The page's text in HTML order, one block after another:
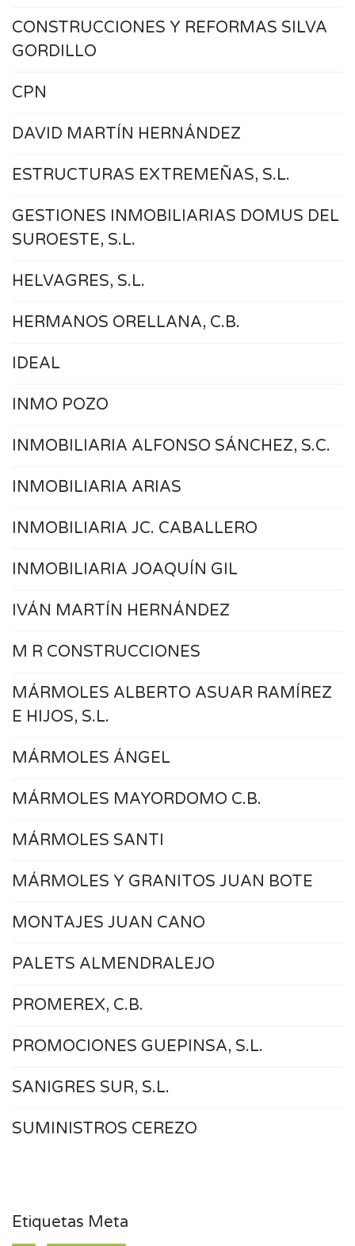
CONSTRUCCIONES Y REFORMAS SILVA
GORDILLO
CPN
DAVID MARTÍN HERNÁNDEZ
ESTRUCTURAS EXTREMEÑAS, S.L.
GESTIONES INMOBILIARIAS DOMUS DEL
SUROESTE, S.L.
HELVAGRES, S.L.
HERMANOS ORELLANA, C.B.
IDEAL
INMO POZO
INMOBILIARIA ALFONSO SÁNCHEZ, S.C.
INMOBILIARIA ARIAS
INMOBILIARIA JC. CABALLERO
INMOBILIARIA JOAQUÍN GIL
IVÁN MARTÍN HERNÁNDEZ
M R CONSTRUCCIONES
MÁRMOLES ALBERTO ASUAR RAMÍREZ
E HIJOS, S.L.
MÁRMOLES ÁNGEL
MÁRMOLES MAYORDOMO C.B.
MÁRMOLES SANTI
MÁRMOLES Y GRANITOS JUAN BOTE
MONTAJES JUAN CANO
PALETS ALMENDRALEJO
PROMEREX, C.B.
PROMOCIONES GUEPINSA, S.L.
SANIGRES SUR, S.L.
SUMINISTROS CEREZO
Etiquetas Meta